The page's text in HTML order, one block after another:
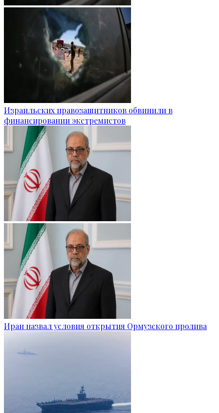
Израильских правозащитников обвинили в
финансировании экстремистов
Иран назвал условия открытия Ормузского пролива